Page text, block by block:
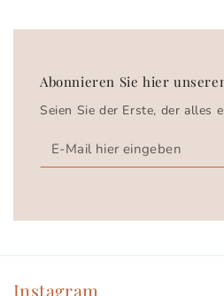
Abonnieren Sie hier
Seien Sie der Erste, der alles
E-
Mail
Instagram